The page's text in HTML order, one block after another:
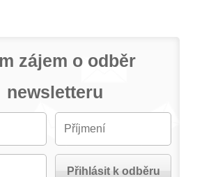
zájem o odběr
newsletteru